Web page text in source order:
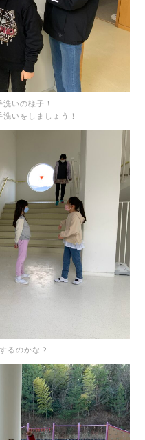
いの様子！
いをしましょう！
るのかな？